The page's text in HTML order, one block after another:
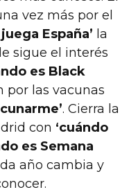
vez más por el
España’ la
sigue el interés
es Black
por las vacunas
. Cierra la
con ‘cuándo
es Semana
año cambia y